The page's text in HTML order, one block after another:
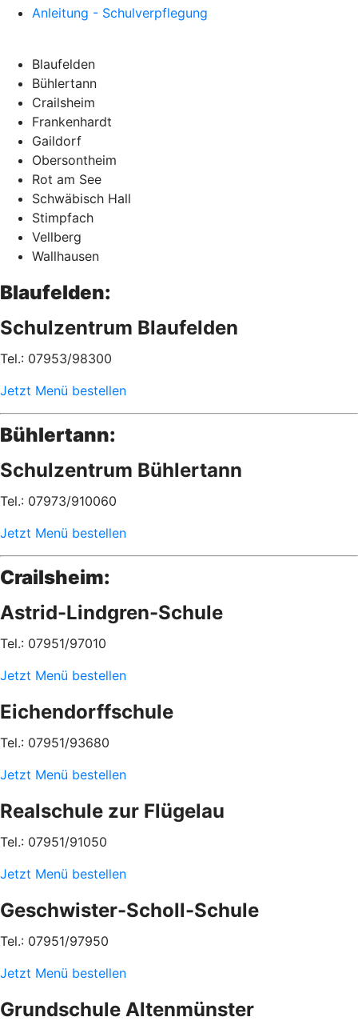
Anleitung - Schulverpflegung
Blaufelden
Bühlertann
Crailsheim
Frankenhardt
Gaildorf
Obersontheim
Rot am See
Schwäbisch Hall
Stimpfach
Vellberg
Wallhausen
Blaufelden:
Schulzentrum Blaufelden
Tel.: 07953/98300
Jetzt Menü bestellen
Bühlertann:
Schulzentrum Bühlertann
Tel.: 07973/910060
Jetzt Menü bestellen
Crailsheim:
Astrid-Lindgren-Schule
Tel.: 07951/97010
Jetzt Menü bestellen
Eichendorffschule
Tel.: 07951/93680
Jetzt Menü bestellen
Realschule zur Flügelau
Tel.: 07951/91050
Jetzt Menü bestellen
Geschwister-Scholl-Schule
Tel.: 07951/97950
Jetzt Menü bestellen
Grundschule Altenmünster